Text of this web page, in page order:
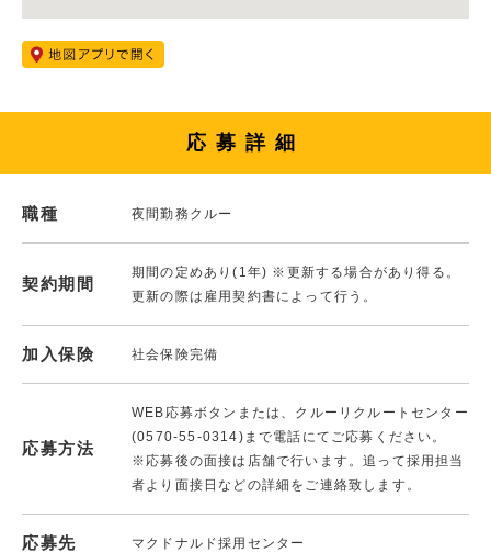
応募詳細
職種 夜間勤務クルー
契約期間
期間の定めあり(1年) ※更新する場合があり得る。
更新の際は雇用契約書によって行う。
加入保険 社会保険完備
応募方法
WEB応募ボタンまたは、クルーリクルートセンター
(0570-55-0314)まで電話にてご応募ください。
※応募後の面接は店舗で行います。追って採用担当
者より面接日などの詳細をご連絡致します。
応募先 マクドナルド採用センター